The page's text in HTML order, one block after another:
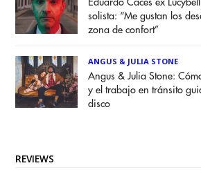
Eduardo Caces ex
solista: “Me gustan los
zona de confort”
ANGUS & JULIA STONE
Angus & Julia Stone:
y el trabajo en tránsito
disco
REVIEWS